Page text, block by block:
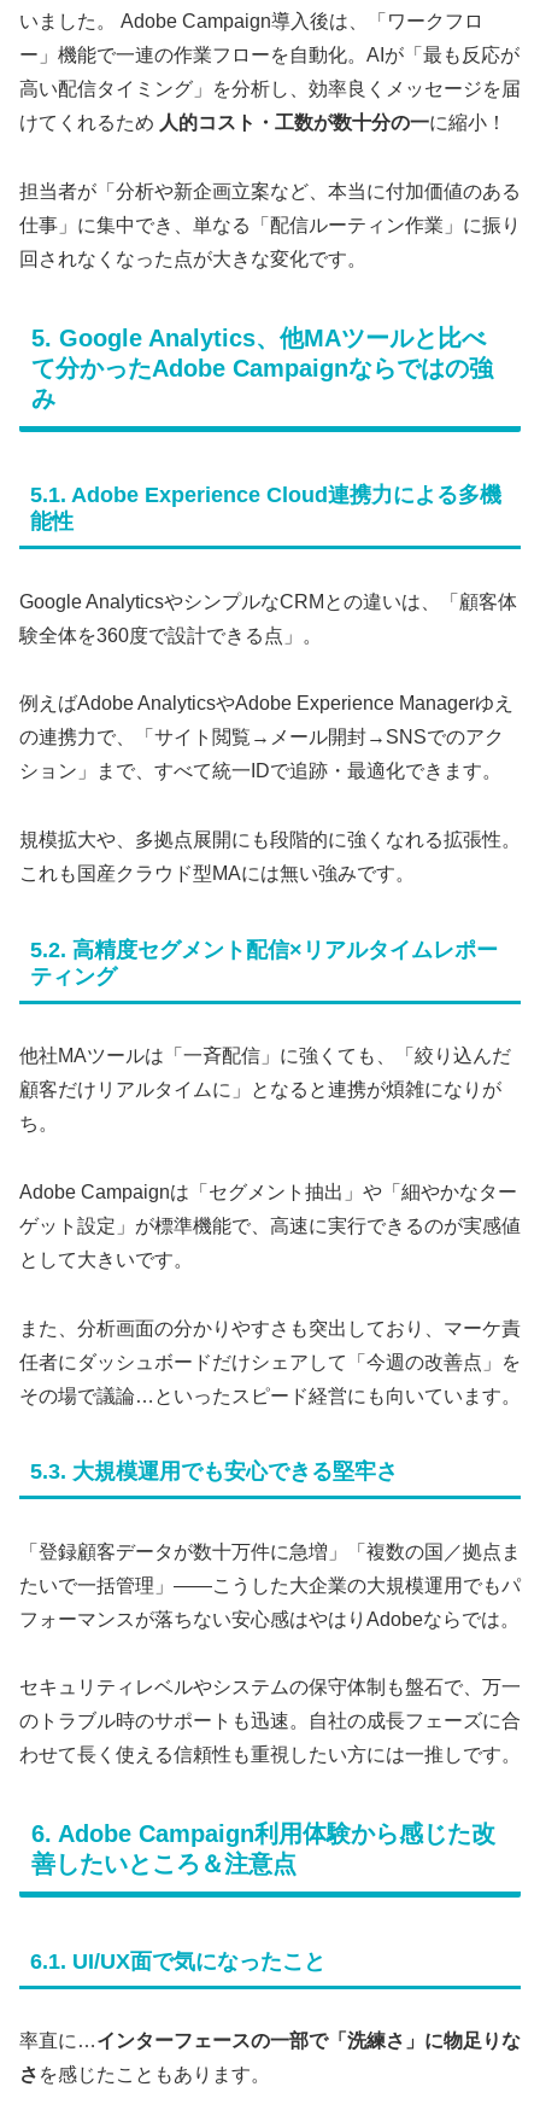
いました。 Adobe Campaign導入後は、「ワークフロ
ー」機能で一連の作業フローを自動化。AIが「最も反応が
高い配信タイミング」を分析し、効率良くメッセージを届
けてくれるため 人的コスト・工数が数十分の一に縮小！
担当者が「分析や新企画立案など、本当に付加価値のある
仕事」に集中でき、単なる「配信ルーティン作業」に振り
回されなくなった点が大きな変化です。
5. Google Analytics、他MAツールと比べ
て分かったAdobe Campaignならではの強
み
5.1. Adobe Experience Cloud連携力による多機
能性
Google AnalyticsやシンプルなCRMとの違いは、「顧客体
験全体を360度で設計できる点」。
例えばAdobe AnalyticsやAdobe Experience Managerゆえ
の連携力で、「サイト閲覧→メール開封→SNSでのアク
ション」まで、すべて統一IDで追跡・最適化できます。
規模拡大や、多拠点展開にも段階的に強くなれる拡張性。
これも国産クラウド型MAには無い強みです。
5.2. 高精度セグメント配信×リアルタイムレポー
ティング
他社MAツールは「一斉配信」に強くても、「絞り込んだ
顧客だけリアルタイムに」となると連携が煩雑になりが
ち。
Adobe Campaignは「セグメント抽出」や「細やかなター
ゲット設定」が標準機能で、高速に実行できるのが実感値
として大きいです。
また、分析画面の分かりやすさも突出しており、マーケ責
任者にダッシュボードだけシェアして「今週の改善点」を
その場で議論…といったスピード経営にも向いています。
5.3. 大規模運用でも安心できる堅牢さ
「登録顧客データが数十万件に急増」「複数の国／拠点ま
たいで一括管理」――こうした大企業の大規模運用でもパ
フォーマンスが落ちない安心感はやはりAdobeならでは。
セキュリティレベルやシステムの保守体制も盤石で、万一
のトラブル時のサポートも迅速。自社の成長フェーズに合
わせて長く使える信頼性も重視したい方には一推しです。
6. Adobe Campaign利用体験から感じた改
善したいところ＆注意点
6.1. UI/UX面で気になったこと
率直に…インターフェースの一部で「洗練さ」に物足りな
さ を感じたこともあります。